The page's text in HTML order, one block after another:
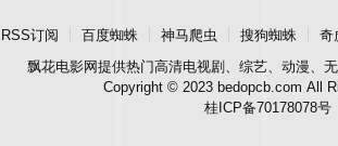
RSS订阅 百度蜘蛛 神马爬虫 搜狗蜘蛛 奇
飘花电影网提供热门高清电视剧、综艺、动漫、
Copyright © 2023 bedopcb.com All
桂ICP备70178078号